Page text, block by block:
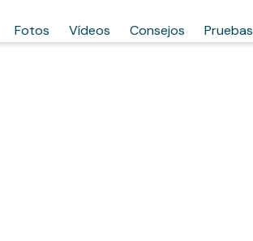
Fotos Vídeos Consejos Pruebas